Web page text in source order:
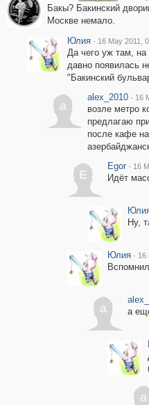
Бакы? Бакинский
Москве немало.
Юлия · 16 May 2011,
Да чего уж там, на
давно появилась
"Бакинский
a
alex_2010 · 16
возле метро
предлагаю
после кафе
E
Egor · 16
Идёт
Ну,
Юлия · 16
a а
a